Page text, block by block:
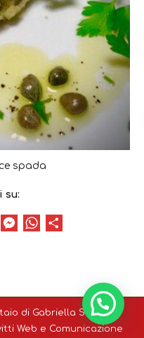
spada
su:
MessageMessenger
WhatsApp
di Gabriella Sodini P.I.
Web e Comunicazione